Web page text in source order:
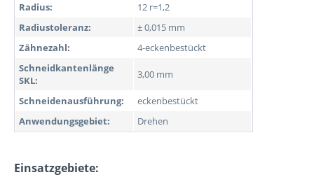
Radius:
12 r=1,2
Radiustoleranz:
± 0,015 mm
Zähnezahl:
4-eckenbestückt
Schneidkantenlänge
SKL:
3,00 mm
Schneidenausführung:
eckenbestückt
Anwendungsgebiet:
Drehen
Einsatzgebiete: